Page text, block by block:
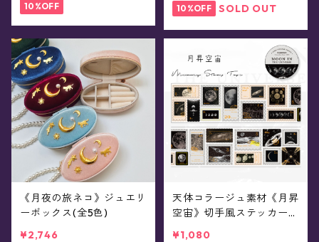
10%OFF 10%OFF SOLD OUT
《月夜の旅ネコ》ジュエリ
ーボックス(全5色)
¥2,746
天体コラージュ素材《月昇
空宙》切手風ステッカー(2
¥1,080